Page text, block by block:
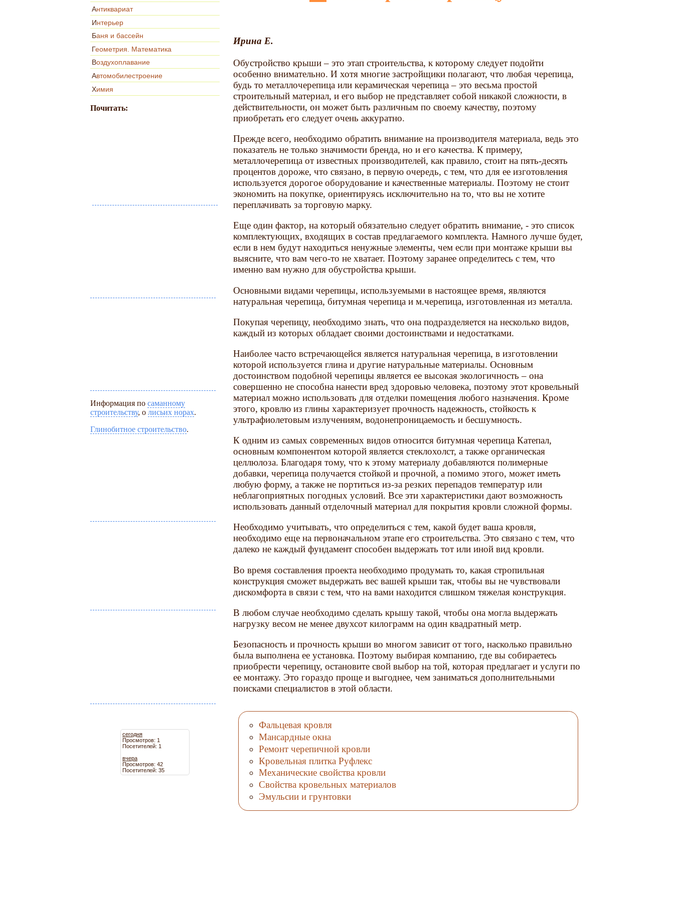
Антиквариат
Интерьер
Баня и бассейн
Геометрия. Математика
Воздухоплавание
Автомобилестроение
Химия
Почитать:
Информация по саманному
строительству, о лисьих норах.
Глинобитное строительство.
сегодня
Просмотров: 1
Посетителей: 1
вчера
Просмотров: 42
Посетителей: 35
Ирина Е.
Обустройство крыши – это этап строительства, к которому следует подойти
особенно внимательно. И хотя многие застройщики полагают, что любая черепица,
будь то металлочерепица или керамическая черепица – это весьма простой
строительный материал, и его выбор не представляет собой никакой сложности, в
действительности, он может быть различным по своему качеству, поэтому
приобретать его следует очень аккуратно.
Прежде всего, необходимо обратить внимание на производителя материала, ведь это
показатель не только значимости бренда, но и его качества. К примеру,
металлочерепица от известных производителей, как правило, стоит на пять-десять
процентов дороже, что связано, в первую очередь, с тем, что для ее изготовления
используется дорогое оборудование и качественные материалы. Поэтому не стоит
экономить на покупке, ориентируясь исключительно на то, что вы не хотите
переплачивать за торговую марку.
Еще один фактор, на который обязательно следует обратить внимание, - это список
комплектующих, входящих в состав предлагаемого комплекта. Намного лучше будет,
если в нем будут находиться ненужные элементы, чем если при монтаже крыши вы
выясните, что вам чего-то не хватает. Поэтому заранее определитесь с тем, что
именно вам нужно для обустройства крыши.
Основными видами черепицы, используемыми в настоящее время, являются
натуральная черепица, битумная черепица и м.черепица, изготовленная из металла.
Покупая черепицу, необходимо знать, что она подразделяется на несколько видов,
каждый из которых обладает своими достоинствами и недостатками.
Наиболее часто встречающейся является натуральная черепица, в изготовлении
которой используется глина и другие натуральные материалы. Основным
достоинством подобной черепицы является ее высокая экологичность – она
совершенно не способна нанести вред здоровью человека, поэтому этот кровельный
материал можно использовать для отделки помещения любого назначения. Кроме
этого, кровлю из глины характеризует прочность надежность, стойкость к
ультрафиолетовым излучениям, водонепроницаемость и бесшумность.
К одним из самых современных видов относится битумная черепица Катепал,
основным компонентом которой является стеклохолст, а также органическая
целлюлоза. Благодаря тому, что к этому материалу добавляются полимерные
добавки, черепица получается стойкой и прочной, а помимо этого, может иметь
любую форму, а также не портиться из-за резких перепадов температур или
неблагоприятных погодных условий. Все эти характеристики дают возможность
использовать данный отделочный материал для покрытия кровли сложной формы.
Необходимо учитывать, что определиться с тем, какой будет ваша кровля,
необходимо еще на первоначальном этапе его строительства. Это связано с тем, что
далеко не каждый фундамент способен выдержать тот или иной вид кровли.
Во время составления проекта необходимо продумать то, какая стропильная
конструкция сможет выдержать вес вашей крыши так, чтобы вы не чувствовали
дискомфорта в связи с тем, что на вами находится слишком тяжелая конструкция.
В любом случае необходимо сделать крышу такой, чтобы она могла выдержать
нагрузку весом не менее двухсот килограмм на один квадратный метр.
Безопасность и прочность крыши во многом зависит от того, насколько правильно
была выполнена ее установка. Поэтому выбирая компанию, где вы собираетесь
приобрести черепицу, остановите свой выбор на той, которая предлагает и услуги по
ее монтажу. Это гораздо проще и выгоднее, чем заниматься дополнительными
поисками специалистов в этой области.
Фальцевая кровля
Мансардные окна
Ремонт черепичной кровли
Кровельная плитка Руфлекс
Механические свойства кровли
Свойства кровельных материалов
Эмульсии и грунтовки